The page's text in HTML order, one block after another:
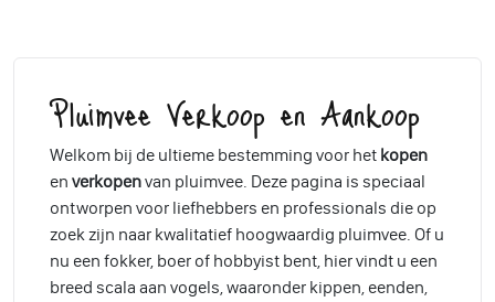
Pluimvee Verkoop en Aankoop
Welkom bij de ultieme bestemming voor het kopen
en verkopenvan pluimvee. Deze pagina is speciaal
ontworpen voor liefhebbers en professionals die op
zoek zijn naar kwalitatief hoogwaardig pluimvee. Of u
nu een fokker, boer of hobbyist bent, hier vindt u een
breed scala aan vogels, waaronder kippen, eenden,